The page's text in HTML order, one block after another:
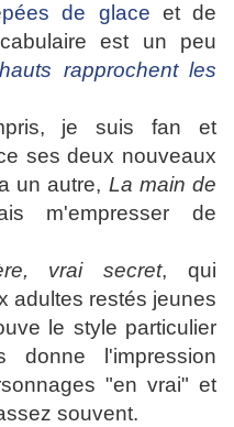
de glace et de
est un peu
rapprochent les
je suis fan et
ses deux nouveaux
un autre, La main de
m'empresser de
vrai secret, qui
adultes restés jeunes
le style particulier
l'impression
"en vrai" et
souvent.